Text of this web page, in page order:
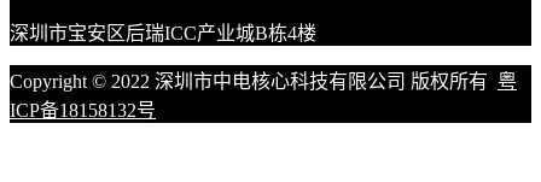
深圳市宝安区后瑞ICC产业城B栋4楼
Copyright © 2022 深圳市中电核心科技有限公司 版权所有 粤
ICP备18158132号